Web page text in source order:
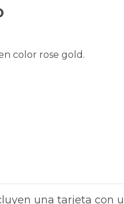
color rose gold.
una tarjeta con